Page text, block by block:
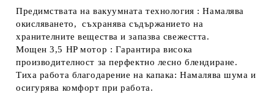
Предимствата на вакуумната технология : Намалява
окисляването, съхранява съдържанието на
хранителните вещества и запазва свежестта.
Мощен 3,5 HP мотор : Гарантира висока
производителност за перфектно лесно блендиране.
Тиха работа благодарение на капака: Намалява шума и
осигурява комфорт при работа.